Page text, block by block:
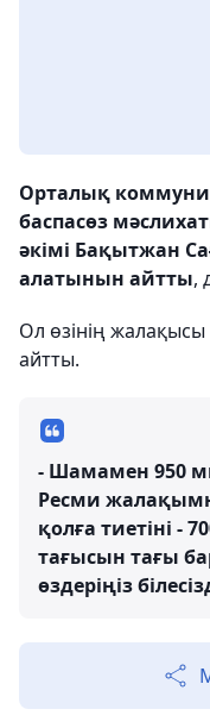
Орталық
баспасөз
әкімі Бақытжан
алатынын айтты,
Ол өзінің жалақысы
айтты.
- Шамамен 950
Ресми
қолға тиетіні -
тағысын тағы
өздеріңіз